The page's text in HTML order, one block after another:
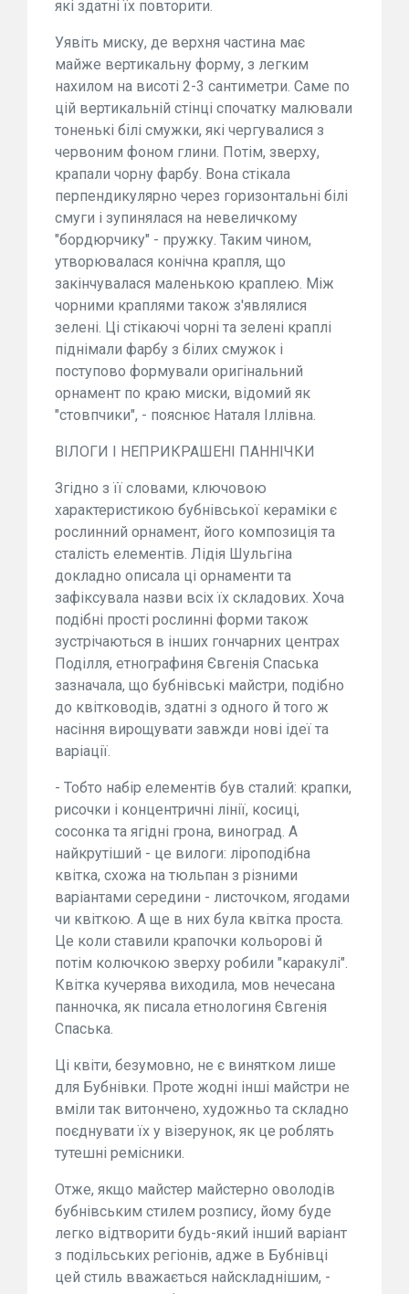
які здатні їх повторити.
Уявіть миску, де верхня частина має
майже вертикальну форму, з легким
нахилом на висоті 2-3 сантиметри. Саме по
цій вертикальній стінці спочатку малювали
тоненькі білі смужки, які чергувалися з
червоним фоном глини. Потім, зверху,
крапали чорну фарбу. Вона стікала
перпендикулярно через горизонтальні білі
смуги і зупинялася на невеличкому
"бордюрчику" - пружку. Таким чином,
утворювалася конічна крапля, що
закінчувалася маленькою краплею. Між
чорними краплями також з'являлися
зелені. Ці стікаючі чорні та зелені краплі
піднімали фарбу з білих смужок і
поступово формували оригінальний
орнамент по краю миски, відомий як
"стовпчики", - пояснює Наталя Іллівна.
ВІЛОГИ І НЕПРИКРАШЕНІ ПАННІЧКИ
Згідно з її словами, ключовою
характеристикою бубнівської кераміки є
рослинний орнамент, його композиція та
сталість елементів. Лідія Шульгіна
докладно описала ці орнаменти та
зафіксувала назви всіх їх складових. Хоча
подібні прості рослинні форми також
зустрічаються в інших гончарних центрах
Поділля, етнографиня Євгенія Спаська
зазначала, що бубнівські майстри, подібно
до квітководів, здатні з одного й того ж
насіння вирощувати завжди нові ідеї та
варіації.
- Тобто набір елементів був сталий: крапки,
рисочки і концентричні лінії, косиці,
сосонка та ягідні грона, виноград. А
найкрутіший - це вилоги: ліроподібна
квітка, схожа на тюльпан з різними
варіантами середини - листочком, ягодами
чи квіткою. А ще в них була квітка проста.
Це коли ставили крапочки кольорові й
потім колючкою зверху робили "каракулі".
Квітка кучерява виходила, мов нечесана
панночка, як писала етнологиня Євгенія
Спаська.
Ці квіти, безумовно, не є винятком лише
для Бубнівки. Проте жодні інші майстри не
вміли так витончено, художньо та складно
поєднувати їх у візерунок, як це роблять
тутешні ремісники.
Отже, якщо майстер майстерно оволодів
бубнівським стилем розпису, йому буде
легко відтворити будь-який інший варіант
з подільських регіонів, адже в Бубнівці
цей стиль вважається найскладнішим, -